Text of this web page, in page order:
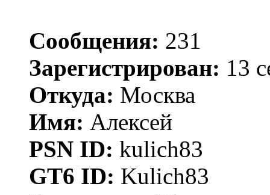
Сообщения: 231
Зарегистрирован: 13
Откуда: Москва
Имя: Алексей
PSN ID: kulich83
GT6 ID: Kulich83